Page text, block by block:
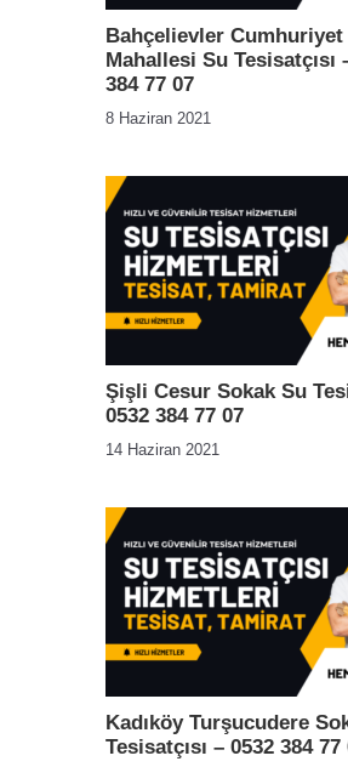
Bahçelievler Cumhuriyet
Mahallesi Su Tesisatçısı
384 77 07
8 Haziran 2021
Şişli Cesur Sokak Su
0532 384 77 07
14 Haziran 2021
Kadıköy Turşucudere
Tesisatçısı – 0532 384 77